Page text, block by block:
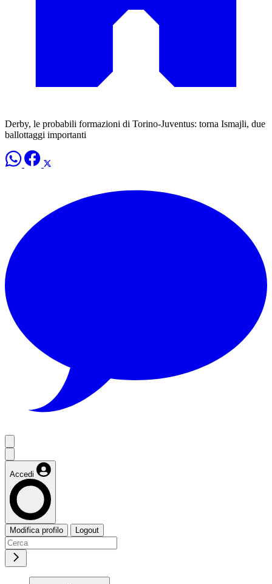
Derby, le probabili formazioni di Torino-Juventus: torna Ismajli, due
ballottaggi importanti
Accedi
Modifica profilo Logout